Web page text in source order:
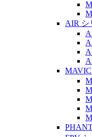
AIR シ